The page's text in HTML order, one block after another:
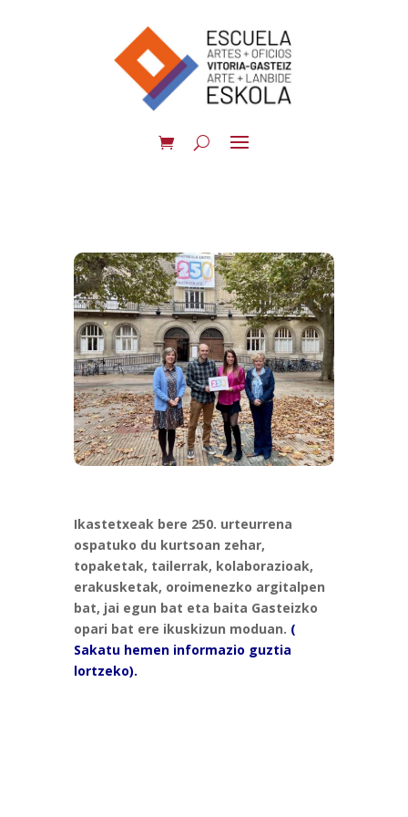
Ikastetxeak bere 250. urteurrena
ospatuko du kurtsoan zehar,
topaketak, tailerrak, kolaborazioak,
erakusketak, oroimenezko argitalpen
bat, jai egun bat eta baita Gasteizko
opari bat ere ikuskizun moduan. (
Sakatu hemen informazio guztia
lortzeko).